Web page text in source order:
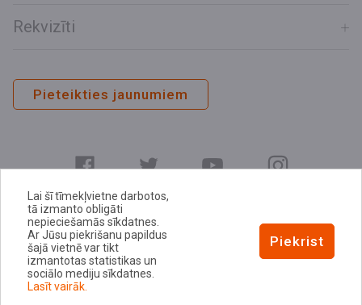
Rekvizīti
Pieteikties jaunumiem
E-adrese
Privātuma politika
Sīkdatņu politika
Lai šī tīmekļvietne darbotos,
tā izmanto obligāti
nepieciešamās sīkdatnes.
Ar Jūsu piekrišanu papildus
šajā vietnē var tikt
izmantotas statistikas un
sociālo mediju sīkdatnes.
Lasīt vairāk.
Piekrist